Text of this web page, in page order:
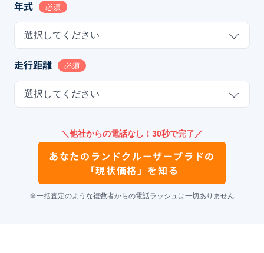
年式 必須
選択してください
走行距離 必須
選択してください
＼他社からの電話なし！30秒で完了／
あなたの ランドクルーザープラドの
「現状価格」を知る
※一括査定のような複数者からの電話ラッシュは一切ありません